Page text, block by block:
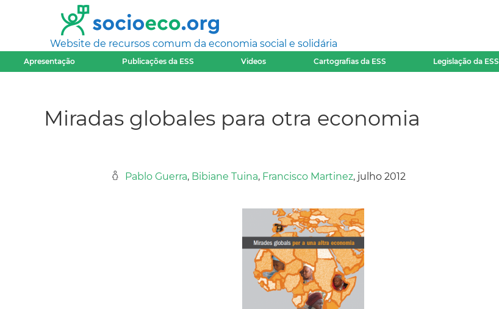
Website de recursos comum da economia social e solidária
Apresentação Publicações da ESS Videos Cartografias da ESS Legislação da ESS
Miradas globales para otra economia
Pablo Guerra, Bibiane Tuina, Francisco Martinez, julho 2012